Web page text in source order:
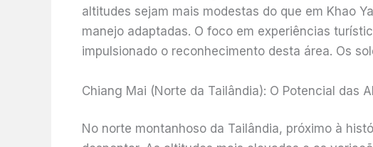
altitudes sejam mais modestas do que em Khao
manejo adaptadas. O foco em experiências
impulsionado o reconhecimento desta área. Os
Chiang Mai (Norte da Tailândia): O Potencial das
No norte montanhoso da Tailândia, próximo à